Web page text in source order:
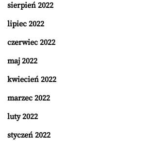
sierpień 2022
lipiec 2022
czerwiec 2022
maj 2022
kwiecień 2022
marzec 2022
luty 2022
styczeń 2022